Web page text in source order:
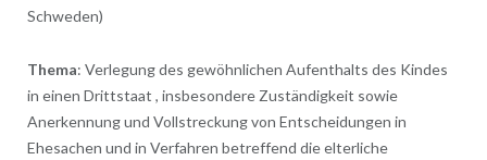
Schweden)
Thema: Verlegung des gewöhnlichen Aufenthalts des Kindes
in einen Drittstaat , insbesondere Zuständigkeit sowie
Anerkennung und Vollstreckung von Entscheidungen in
Ehesachen und in Verfahren betreffend die elterliche